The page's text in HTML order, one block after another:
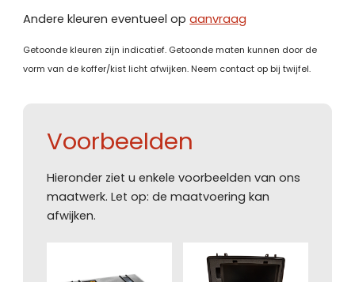
Andere kleuren eventueel opaanvraag
Getoonde kleuren zijn indicatief. Getoonde maten kunnen door de
vorm van de koffer/kist licht afwijken. Neem contact op bij twijfel.
Voorbeelden
Hieronder ziet u enkele voorbeelden van ons
maatwerk. Let op: de maatvoering kan
afwijken.